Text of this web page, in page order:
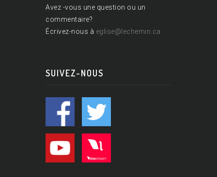
Avez -vous une question ou un
commentaire?
Écrivez-nous à eglise@lechemin.ca
SUIVEZ-NOUS